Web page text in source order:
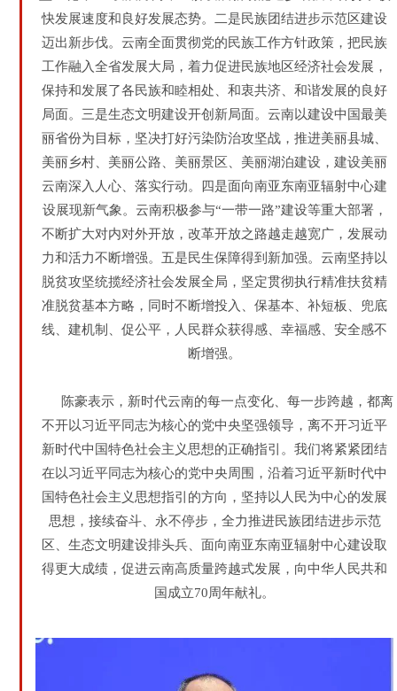
快发展速度和良好发展态势。二是民族团结进步示范区建设
迈出新步伐。云南全面贯彻党的民族工作方针政策，把民族
工作融入全省发展大局，着力促进民族地区经济社会发展，
保持和发展了各民族和睦相处、和衷共济、和谐发展的良好
局面。三是生态文明建设开创新局面。云南以建设中国最美
丽省份为目标，坚决打好污染防治攻坚战，推进美丽县城、
美丽乡村、美丽公路、美丽景区、美丽湖泊建设，建设美丽
云南深入人心、落实行动。四是面向南亚东南亚辐射中心建
设展现新气象。云南积极参与“一带一路”建设等重大部署，
不断扩大对内对外开放，改革开放之路越走越宽广，发展动
力和活力不断增强。五是民生保障得到新加强。云南坚持以
脱贫攻坚统揽经济社会发展全局，坚定贯彻执行精准扶贫精
准脱贫基本方略，同时不断增投入、保基本、补短板、兜底
线、建机制、促公平，人民群众获得感、幸福感、安全感不
断增强。
陈豪表示，新时代云南的每一点变化、每一步跨越，都离
不开以习近平同志为核心的党中央坚强领导，离不开习近平
新时代中国特色社会主义思想的正确指引。我们将紧紧团结
在以习近平同志为核心的党中央周围，沿着习近平新时代中
国特色社会主义思想指引的方向，坚持以人民为中心的发展
思想，接续奋斗、永不停步，全力推进民族团结进步示范
区、生态文明建设排头兵、面向南亚东南亚辐射中心建设取
得更大成绩，促进云南高质量跨越式发展，向中华人民共和
国成立70周年献礼。